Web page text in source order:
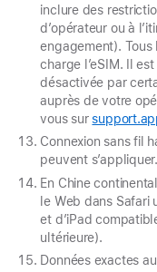
inclure des
d’opérateur ou à
engagement). Tous
charge l’eSIM. Il
désactivée par
auprès de votre
vous sur
Connexion sans fil
peuvent s’appliquer.
En Chine
le Web dans Safari
et d’iPad
ultérieure).
Données exactes